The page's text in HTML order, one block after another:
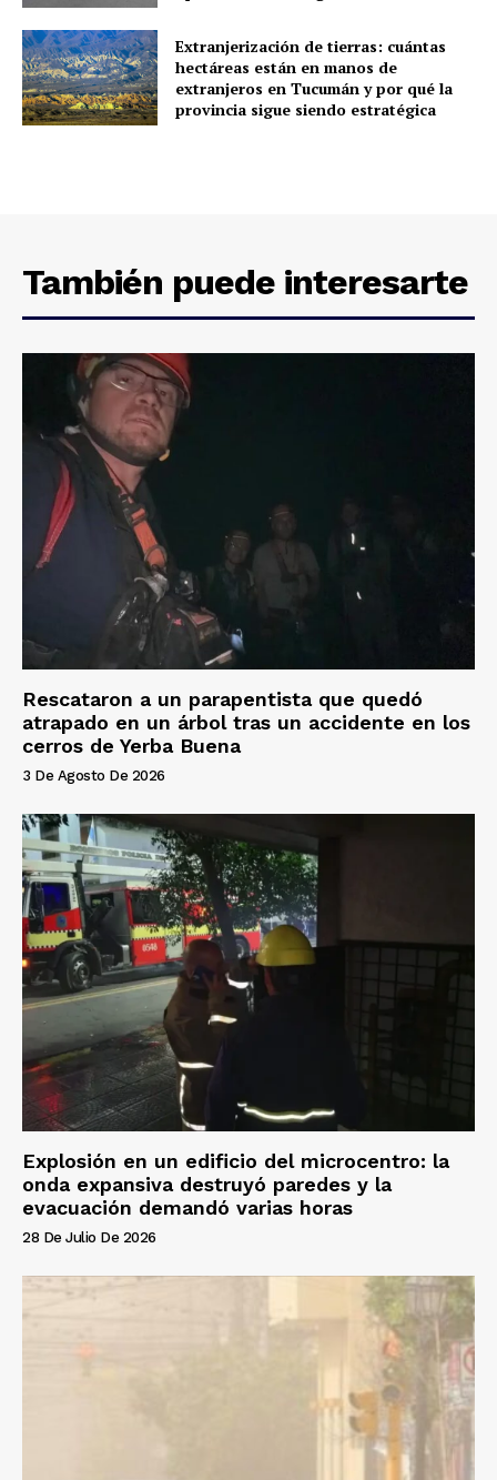
Extranjerización de tierras: cuántas
hectáreas están en manos de
extranjeros en Tucumán y por qué la
provincia sigue siendo estratégica
También puede interesarte
Rescataron a un parapentista que quedó
atrapado en un árbol tras un accidente en los
cerros de Yerba Buena
3 De Agosto De 2026
Explosión en un edificio del microcentro: la
onda expansiva destruyó paredes y la
evacuación demandó varias horas
28 De Julio De 2026